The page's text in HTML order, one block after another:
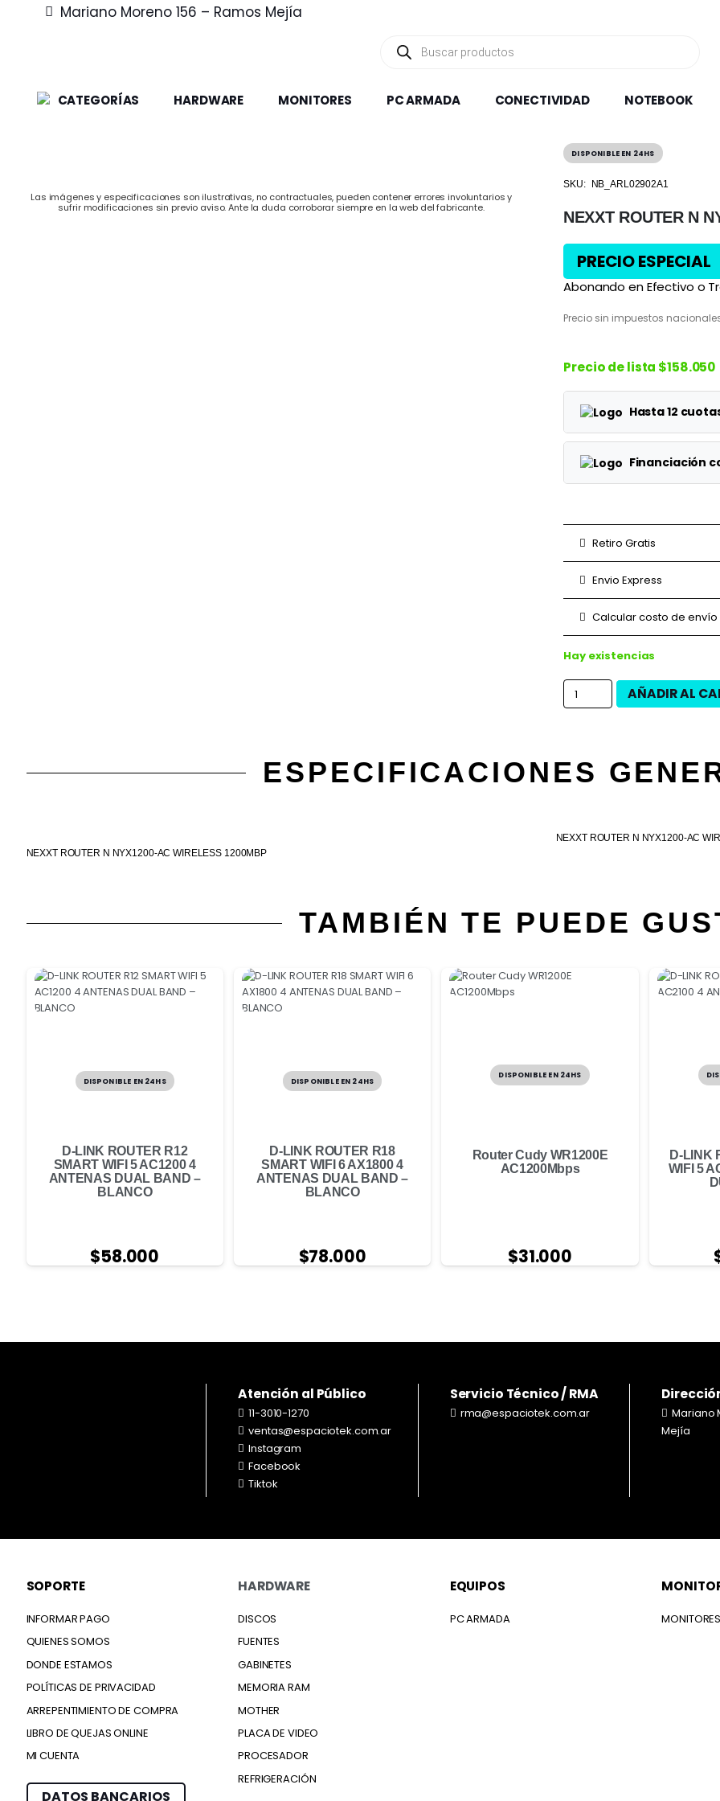
Mariano Moreno 156 – Ramos Mejía
productos
CATEGORÍAS HARDWARE MONITORES PC ARMADA CONECTIVIDAD NOTEBOOK
Las imágenes y especificaciones son ilustrativas, no contractuales, pueden contener errores involuntarios y
sufrir modificaciones sin previo aviso. Ante la duda corroborar siempre en la web del fabricante.
DISPONIBLE EN 24HS
SKU: NB_ARL02902A1
NEXXT ROUTER N
PRECIO ESPECIAL
Abonando en Efectivo o
Precio sin impuestos
Precio de lista $158.050
Hasta 12
Planes
3 cuotas
6 cuotas
12 cuotas
Financiación
3 cuotas
6 cuotas
9 cuotas
Retiro Gratis
Envio Express
Calcular costo de envío
Hay existencias
AÑADIR AL
ESPECIFICACIONES
NEXXT ROUTER N NYX1200-AC WIRELESS 1200MBP
NEXXT ROUTER N NYX1200-AC
TAMBIÉN TE PUEDE
DISPONIBLE EN 24HS
D-LINK ROUTER R12
SMART WIFI 5 AC1200 4
ANTENAS DUAL BAND –
BLANCO
$58.000
DISPONIBLE EN 24HS
D-LINK ROUTER R18
SMART WIFI 6 AX1800 4
ANTENAS DUAL BAND –
BLANCO
$78.000
DISPONIBLE EN 24HS
Router Cudy WR1200E
AC1200Mbps
$31.000
D-LINK
WIFI 5
Atención al Público
11-3010-1270
ventas@espaciotek.com.ar
Instagram
Facebook
Tiktok
Servicio Técnico / RMA
rma@espaciotek.com.ar
Mariano
Mejía
SOPORTE
INFORMAR PAGO
QUIENES SOMOS
DONDE ESTAMOS
POLÍTICAS DE PRIVACIDAD
ARREPENTIMIENTO DE COMPRA
LIBRO DE QUEJAS ONLINE
MI CUENTA
DATOS BANCARIOS
HARDWARE
DISCOS
FUENTES
GABINETES
MEMORIA RAM
MOTHER
PLACA DE VIDEO
PROCESADOR
REFRIGERACIÓN
EQUIPOS
PC ARMADA MONITORES